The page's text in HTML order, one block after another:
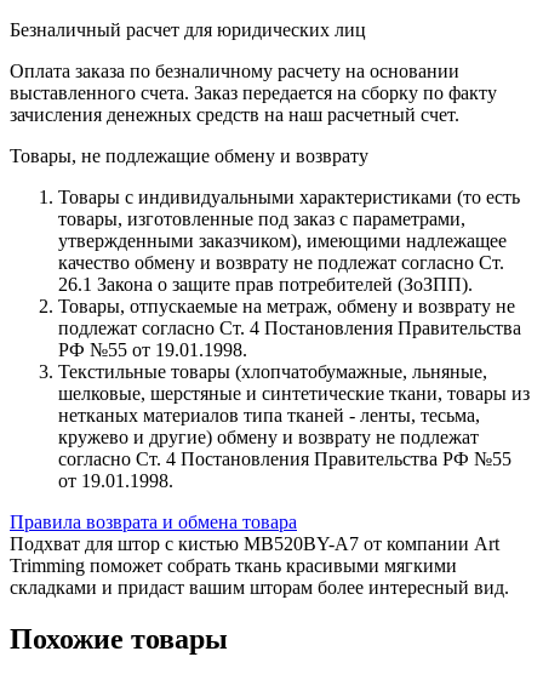
Безналичный расчет для юридических лиц
Оплата заказа по безналичному расчету на основании
выставленного счета. Заказ передается на сборку по факту
зачисления денежных средств на наш расчетный счет.
Товары, не подлежащие обмену и возврату
Товары с индивидуальными характеристиками (то есть
товары, изготовленные под заказ с параметрами,
утвержденными заказчиком), имеющими надлежащее
качество обмену и возврату не подлежат согласно Ст.
26.1 Закона о защите прав потребителей (ЗоЗПП).
Товары, отпускаемые на метраж, обмену и возврату не
подлежат согласно Ст. 4 Постановления Правительства
РФ №55 от 19.01.1998.
Текстильные товары (хлопчатобумажные, льняные,
шелковые, шерстяные и синтетические ткани, товары из
нетканых материалов типа тканей - ленты, тесьма,
кружево и другие) обмену и возврату не подлежат
согласно Ст. 4 Постановления Правительства РФ №55
от 19.01.1998.
Правила возврата и обмена товара
Подхват для штор с кистью MB520BY-A7 от компании Art
Trimming поможет собрать ткань красивыми мягкими
складками и придаст вашим шторам более интересный вид.
Похожие товары